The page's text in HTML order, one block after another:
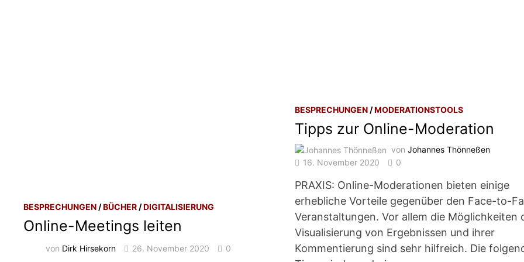
BESPRECHUNGEN /BÜCHER /DIGITALISIERUNG
Online-Meetings leiten
von Dirk Hirsekorn 26. November 2020 0
BESPRECHUNGEN /MODERATIONSTOOLS
Tipps zur Online-Moderation
vonJohannes Thönneßen
16. November 2020
0
PRAXIS: Online-Moderationen bieten einige
erhebliche Vorteile gegenüber den Face-to-
Veranstaltungen. Vor allem die Möglichkeiten
Visualisierung von Ergebnissen und ihrer
Kommentierung sind sehr hilfreich. Die